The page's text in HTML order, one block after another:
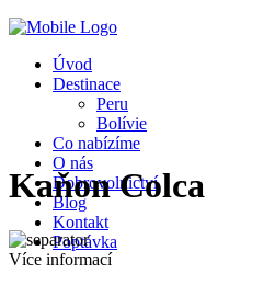
Úvod
Destinace
Peru
Bolívie
Co nabízíme
O nás
Dobrovolnictví
Blog
Kontakt
Poptávka
Kaňon Colca
Více informací